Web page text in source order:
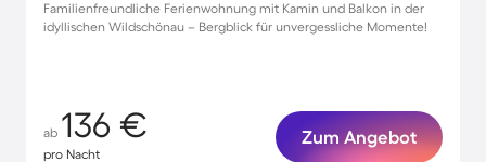
Familienfreundliche Ferienwohnung mit Kamin und Balkon in der
idyllischen Wildschönau – Bergblick für unvergessliche Momente!
ab 136 €
pro Nacht
Zum Angebot